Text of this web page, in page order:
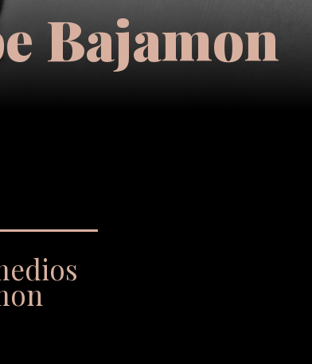
Bajamon